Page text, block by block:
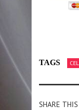
TAGS
SHARE